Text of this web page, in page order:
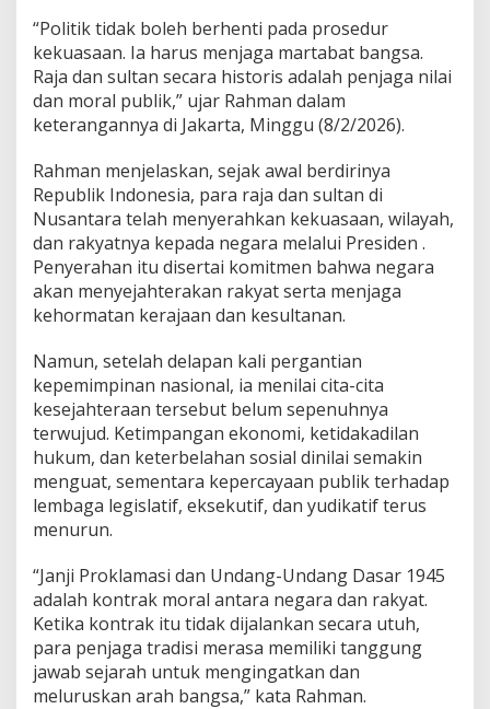
i
n
a
n
N
a
s
o
n
a
l
“Politik tidak boleh berhenti pada prosedur
kekuasaan. Ia harus menjaga martabat bangsa.
Raja dan sultan secara historis adalah penjaga nilai
dan moral publik,” ujar Rahman dalam
keterangannya di Jakarta, Minggu (8/2/2026).
Rahman menjelaskan, sejak awal berdirinya
Republik Indonesia, para raja dan sultan di
Nusantara telah menyerahkan kekuasaan, wilayah,
dan rakyatnya kepada negara melalui Presiden .
Penyerahan itu disertai komitmen bahwa negara
akan menyejahterakan rakyat serta menjaga
kehormatan kerajaan dan kesultanan.
Namun, setelah delapan kali pergantian
kepemimpinan nasional, ia menilai cita-cita
kesejahteraan tersebut belum sepenuhnya
terwujud. Ketimpangan ekonomi, ketidakadilan
hukum, dan keterbelahan sosial dinilai semakin
menguat, sementara kepercayaan publik terhadap
lembaga legislatif, eksekutif, dan yudikatif terus
menurun.
“Janji Proklamasi dan Undang-Undang Dasar 1945
adalah kontrak moral antara negara dan rakyat.
Ketika kontrak itu tidak dijalankan secara utuh,
para penjaga tradisi merasa memiliki tanggung
jawab sejarah untuk mengingatkan dan
meluruskan arah bangsa,” kata Rahman.